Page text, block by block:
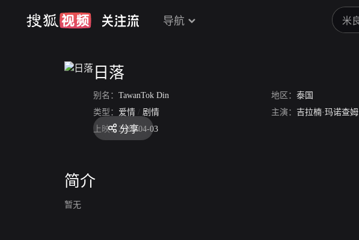
导航
日落
别名： TawanTok Din 地区： 泰国
类型： 爱情 / 剧情 主演： 吉拉楠·玛诺查姆
上映： 2021-04-03
分享
简介
暂无